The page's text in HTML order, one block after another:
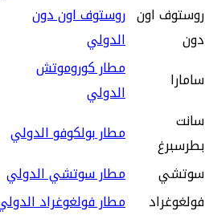
روستوف اون
دون
روستوف اون دون
الدولي
سامارا
مطار كوروموتش
الدولي
سانت
بطرسبرغ
مطار بولكوفو الدولي
سوتشي
مطار سوتشي الدولي
فولغوغراد
مطار فولغوغراد